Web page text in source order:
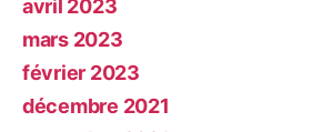
avril 2023
mars 2023
février 2023
décembre 2021